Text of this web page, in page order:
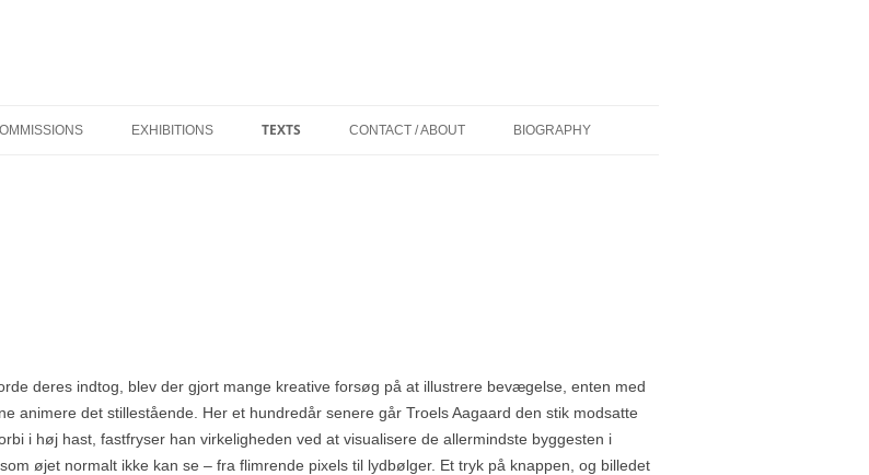
EXHIBITIONS TEXTS
DYNAMIC RELATIONS (US) BY
TORBEN SANGILD
CRACKS IN REALITY (US) BY
CONTACT / ABOUT BIOGRAPHY
deres indtog, blev der gjort mange kreative forsøg på at illustrere bevægelse, enten med
animere det stillestående. Her et hundredår senere går Troels Aagaard den stik modsatte
i høj hast, fastfryser han virkeligheden ved at visualisere de allermindste byggesten i
øjet normalt ikke kan se – fra flimrende pixels til lydbølger. Et tryk på knappen, og billedet